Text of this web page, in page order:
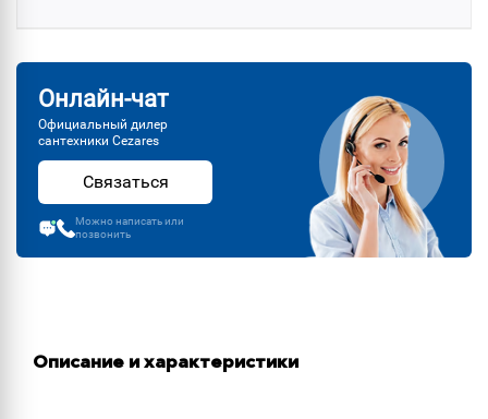
Онлайн-чат
Официальный дилер
сантехники Cezares
Связаться
Можно написать или
позвонить
Описание и характеристики